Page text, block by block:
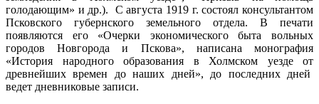
голодающим» и др.). С августа 1919 г. состоял консультантом
Псковского губернского земельного отдела. В печати
появляются его «Очерки экономического быта вольных
городов Новгорода и Пскова», написана монография
«История народного образования в Холмском уезде от
древнейших времен до наших дней», до последних дней
ведет дневниковые записи.